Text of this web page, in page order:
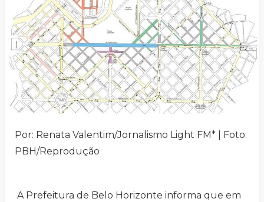
Por: Renata Valentim/Jornalismo Light FM* | Foto:
PBH/Reprodução
A Prefeitura de Belo Horizonte informa que em